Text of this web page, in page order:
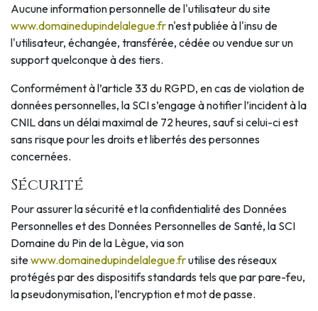
Aucune information personnelle de l'utilisateur du site
www.domainedupindelalegue.frn'est publiée à l'insu de
l'utilisateur, échangée, transférée, cédée ou vendue sur un
support quelconque à des tiers.
Conformément à l’article 33 du RGPD, en cas de violation de
données personnelles, la SCI s’engage à notifier l’incident à la
CNIL dans un délai maximal de 72 heures, sauf si celui-ci est
sans risque pour les droits et libertés des personnes
concernées.
Sécurité
Pour assurer la sécurité et la confidentialité des Données
Personnelles et des Données Personnelles de Santé, la SCI
Domaine du Pin de la Lègue, via son
sitewww.domainedupindelalegue.frutilise des réseaux
protégés par des dispositifs standards tels que par pare-feu,
la pseudonymisation, l’encryption et mot de passe.